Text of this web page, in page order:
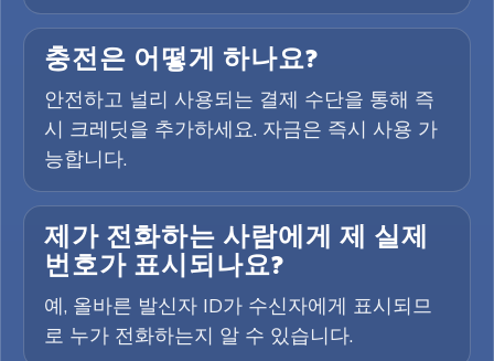
충전은 어떻게 하나요?
안전하고 널리 사용되는 결제 수단을 통해 즉
시 크레딧을 추가하세요. 자금은 즉시 사용 가
능합니다.
제가 전화하는 사람에게 제 실제
번호가 표시되나요?
예, 올바른 발신자 ID가 수신자에게 표시되므
로 누가 전화하는지 알 수 있습니다.